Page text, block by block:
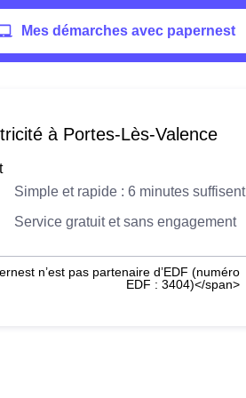
Mes démarches avec papernest
à Portes-Lès-Valence
Simple et rapide : 6 minutes suffisent
Service gratuit et sans engagement
n’est pas partenaire d’EDF (numéro
EDF : 3404)</span>